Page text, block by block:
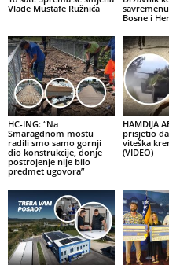
Vlade Mustafe Ružnića
Bosne i
HC-ING: “Na
Smaragdnom mostu
radili smo samo gornji
dio konstrukcije, donje
postrojenje nije bilo
predmet ugovora”
HAMDIJA
prisjetio
viteška
(VIDEO)